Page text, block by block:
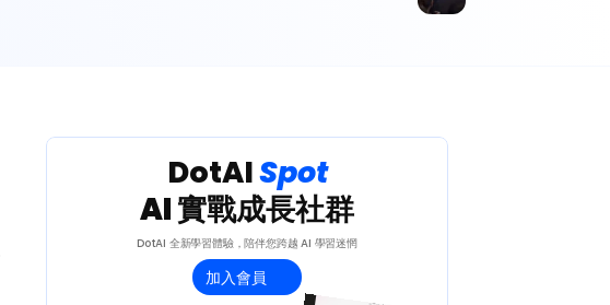
DotAI Spot
AI 實戰成長社群
DotAI 全新學習體驗，陪伴您跨越 AI 學習迷惘
加入會員